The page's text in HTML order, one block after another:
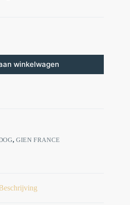
winkelwagen
, GIEN FRANCE